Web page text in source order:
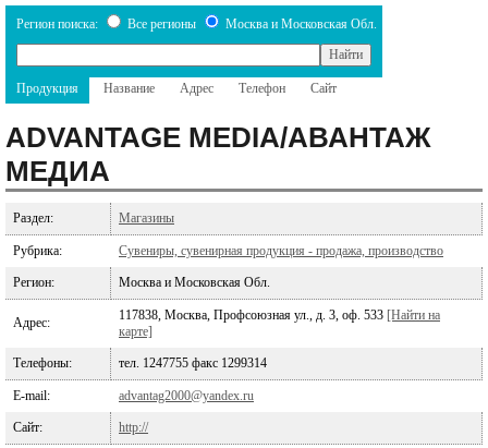
Регион поиска: Все регионы Москва и Московская Обл.
Продукция Название Адрес Телефон Сайт
ADVANTAGE MEDIA/АВАНТАЖ
МЕДИА
Раздел: Магазины
Рубрика: Сувениры, сувенирная продукция - продажа, производство
Регион: Москва и Московская Обл.
Адрес: 117838, Москва, Профсоюзная ул., д. 3, оф. 533 [Найти на
карте]
Телефоны: тел. 1247755 факс 1299314
E-mail: advantag2000@yandex.ru
Сайт: http://